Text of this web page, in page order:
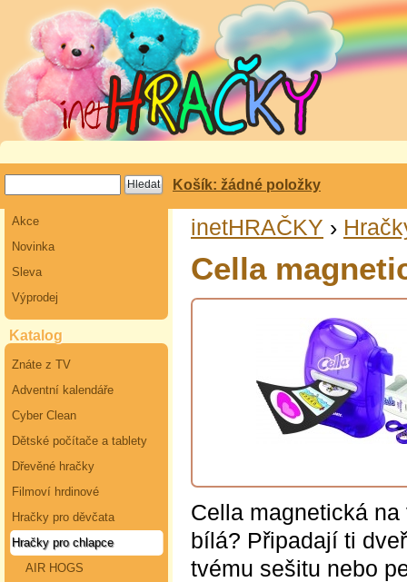
Košík: žádné položky
Akce
Novinka
Sleva
Výprodej
Katalog
Znáte z TV
Adventní kalendáře
Cyber Clean
Dětské počítače a tablety
Dřevěné hračky
Filmoví hrdinové
Hračky pro děvčata
Hračky pro chlapce
AIR HOGS
inetHRAČKY ›
Cella
Cella magnetická
bílá? Připadají ti
tvému sešitu nebo